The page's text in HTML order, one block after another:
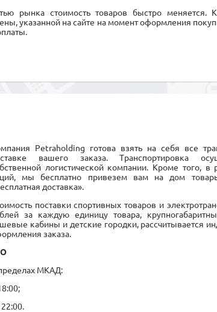
рынка стоимость товаров быстро меняется.
указанной на сайте на момент оформления
Petraholding готова взять на себя все
вашего заказа. Транспортировка
логистической компании. Кроме того,
мы бесплатно привезем вам на дом
доставка».
поставки спортивных товаров и
за каждую единицу товара,
кабины и детские городки, рассчитывается
заказа.
МКАД: